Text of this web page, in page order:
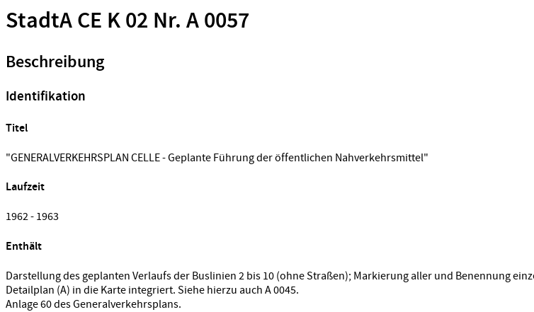
StadtA CE K 02 Nr. A 0057
Beschreibung
Identifikation
Titel
"GENERALVERKEHRSPLAN CELLE - Geplante Führung der öffentlichen Nahverkehrsmittel"
Laufzeit
1962 - 1963
Enthält
Darstellung des geplanten Verlaufs der Buslinien 2 bis 10 (ohne Straßen); Markierung aller und Benennung
Detailplan (A) in die Karte integriert. Siehe hierzu auch A 0045.
Anlage 60 des Generalverkehrsplans.